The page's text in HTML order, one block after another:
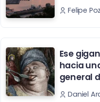
Felipe
Ese
hacia
general
Daniel